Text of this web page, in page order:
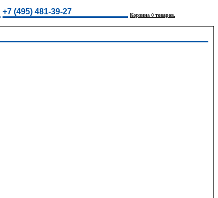
+7 (495) 481-39-27 Корзина 0 товаров.